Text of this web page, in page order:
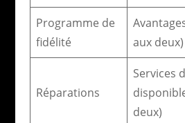
Programme de
fidélité
aux deux)
Réparations
Services
deux)